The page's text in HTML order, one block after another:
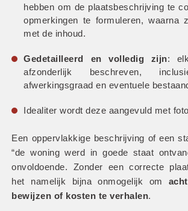
hebben om de plaatsbeschrijving te
opmerkingen te formuleren, waarna
met de inhoud.
Gedetailleerd en volledig zijn:
afzonderlijk beschreven,
afwerkingsgraad en eventuele
Idealiter wordt deze aangevuld met
Een oppervlakkige beschrijving of een
“de woning werd in goede staat
onvoldoende. Zonder een correcte
het namelijk bijna onmogelijk om
bewijzen of kosten te verhalen.